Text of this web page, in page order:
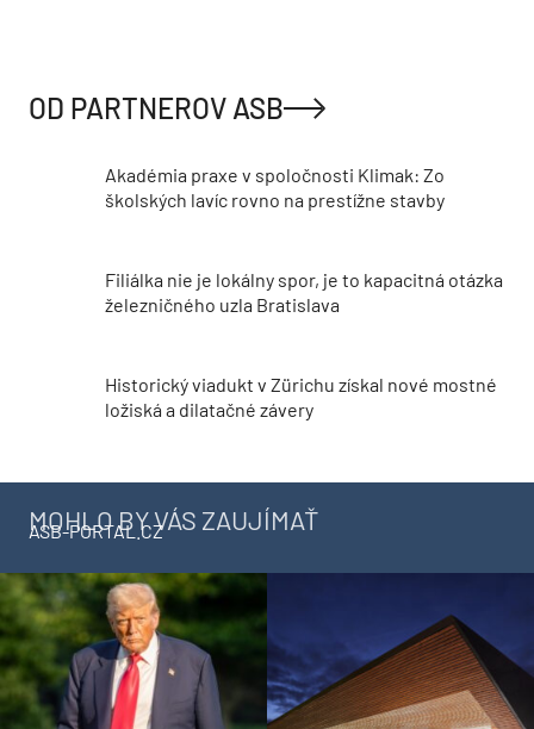
OD PARTNEROV ASB
Akadémia praxe v spoločnosti Klimak: Zo
školských lavíc rovno na prestížne stavby
Filiálka nie je lokálny spor, je to kapacitná otázka
železničného uzla Bratislava
Historický viadukt v Zürichu získal nové mostné
ložiská a dilatačné závery
MOHLO BY VÁS ZAUJÍMAŤ
ASB-PORTAL.CZ